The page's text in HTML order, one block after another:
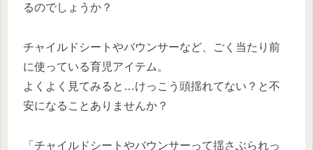
るのでしょうか？
チャイルドシートやバウンサーなど、ごく当たり前
に使っている育児アイテム。
よくよく見てみると…けっこう頭揺れてない？と不
安になることありませんか？
「チャイルドシートやバウンサーって揺さぶられっ